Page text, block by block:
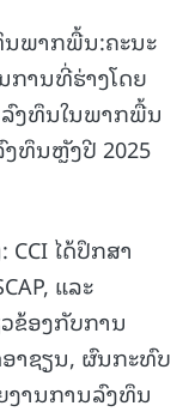
ນພາກພື້ນ:ຄະນະ
ານທີ່ຮ່າງໂດຍ
ລົງທຶນໃນພາກພື້ນ
ງທຶນຫຼັງປີ 2025
ໄດ້ປຶກສາ
ແລະ
ຂ້ອງກັບການ
າຊຽນ, ຜົນກະທົບ
ງານການລົງທຶນ